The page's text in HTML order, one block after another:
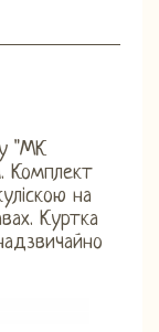
"МК
Комплект
на
Куртка